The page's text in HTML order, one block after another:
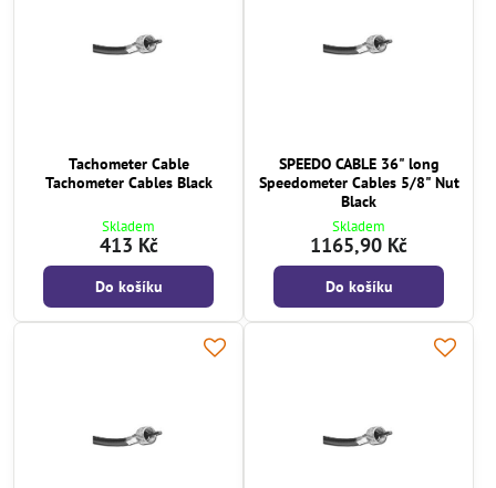
Tachometer Cable
Tachometer Cables Black
Skladem
413 Kč
Do košíku
SPEEDO CABLE 36" long
Speedometer Cables 5/8" Nut
Black
Skladem
1165,90 Kč
Do košíku